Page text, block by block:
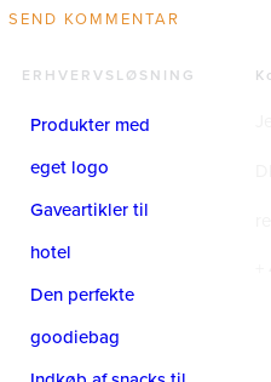
ERHVERVSLØSNING
Produkter med
eget logo
Gaveartikler til
hotel
Den perfekte
goodiebag